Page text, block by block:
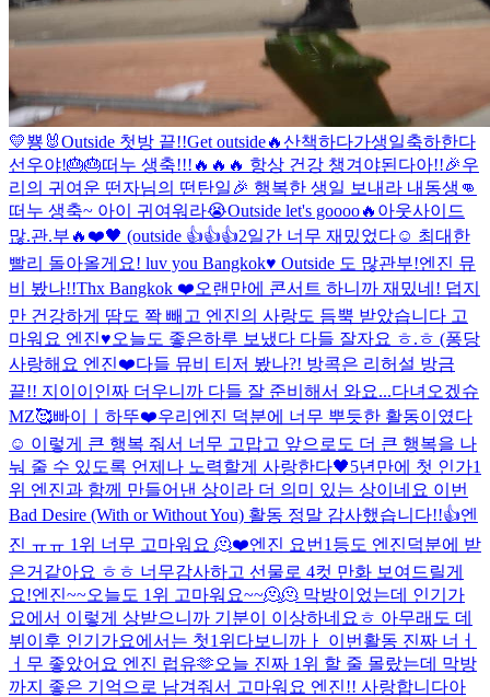
💛뿅🐰Outside 첫방 끝!!Get outside🔥산책하다가생일축하한다
선우야!🎂🎂떠누 생축!!!🔥🔥🔥 항상 건강 챙겨야된다아!!🎉우
리의 귀여운 떤자님의 떤탄일🎉 행복한 생일 보내라 내동생👊
떠누 생축~ 아이 귀여워라😭Outside let's goooo🔥 아웃사이드
많.관.부🔥 ❤️🖤 (outside 👍👍👍2일간 너무 재밌었다☺️ 최대한
빨리 돌아올게요! luv you Bangkok♥️ Outside 도 많관부!엔진 뮤
비 봤나!!Thx Bangkok ❤️오랜만에 콘서트 하니까 재밌네! 덥지
만 건강하게 땀도 쫙 빼고 엔진의 사랑도 듬뿍 받았습니다 고
마워요 엔진♥️오늘도 좋은하루 보냈다 다들 잘자요 ㅎ.ㅎ (퐁당
사랑해요 엔진❤️다들 뮤비 티저 봤나?! 방콕은 리허설 방금
끝!! 지이이인짜 더우니까 다들 잘 준비해서 와요...다녀오겠슈
MZ🥰빠이ㅣ 하뚜❤️우리엔진 덕분에 너무 뿌듯한 활동이였다
☺️ 이렇게 큰 행복 줘서 너무 고맙고 앞으로도 더 큰 행복을 나
눠 줄 수 있도록 언제나 노력할게 사랑한다🖤5년만에 첫 인가1
위 엔진과 함께 만들어낸 상이라 더 의미 있는 상이네요 이번
Bad Desire (With or Without You) 활동 정말 감사했습니다!!👍엔
진 ㅠㅠ 1위 너무 고마워요 🫠❤️엔진 요번1등도 엔진덕분에 받
은거같아요 ㅎㅎ 너무감사하고 선물로 4컷 만화 보여드릴게
요!엔진~~오늘도 1위 고마워요~~🫠🫠 막방이었는데 인기가
요에서 이렇게 상받으니까 기분이 이상하네요ㅎ 아무래도 데
뷔이후 인기가요에서는 첫1위다보니까ㅏ 이번활동 진짜 너ㅓ
ㅓ무 좋았어요 엔진 럽유🫶오늘 진짜 1위 할 줄 몰랐는데 막방
까지 좋은 기억으로 남겨줘서 고마워요 엔진!! 사랑합니다아